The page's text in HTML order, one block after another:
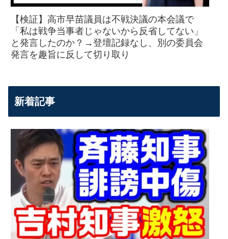
【検証】高市早苗議員は不戦決議の本会議で
「私は戦争当事者じゃないから反省してない」
と発言したのか？→登壇記録なし、別の委員会
発言を趣旨に反して切り取り
新着記事